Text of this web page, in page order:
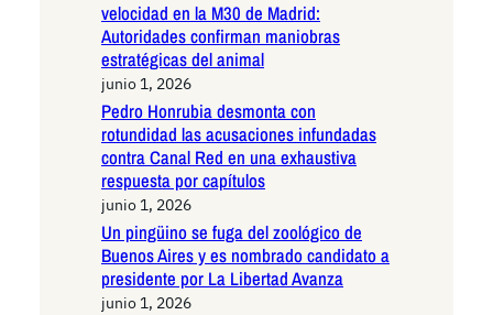
velocidad en la M30 de Madrid:
Autoridades confirman maniobras
estratégicas del animal
junio 1, 2026
Pedro Honrubia desmonta con
rotundidad las acusaciones infundadas
contra Canal Red en una exhaustiva
respuesta por capítulos
junio 1, 2026
Un pingüino se fuga del zoológico de
Buenos Aires y es nombrado candidato a
presidente por La Libertad Avanza
junio 1, 2026